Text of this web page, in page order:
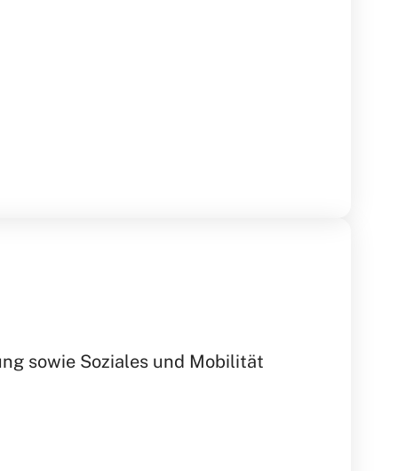
sowie Soziales und Mobilität